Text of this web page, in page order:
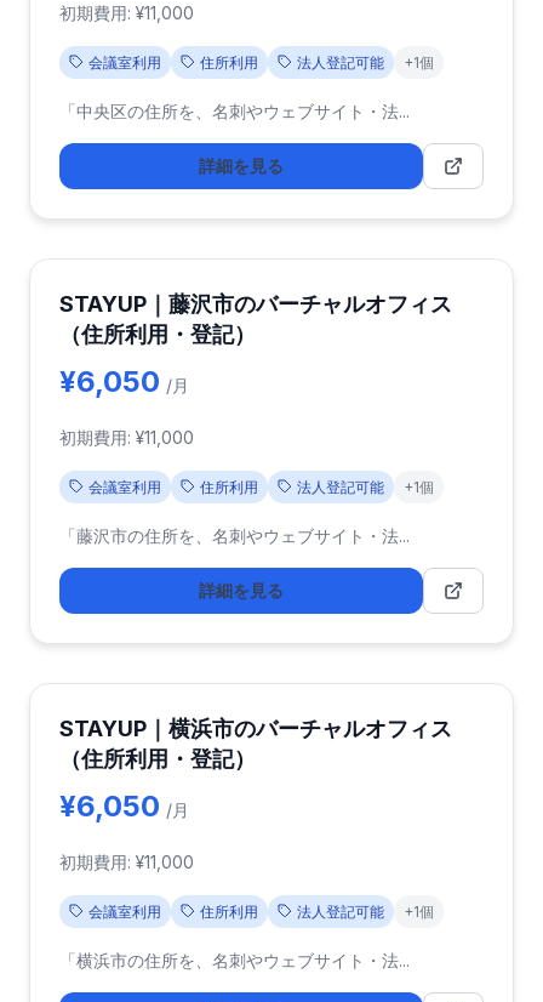
初期費用: ¥11,000
会議室利用 住所利用 法人登記可能 +1個
「中央区の住所を、名刺やウェブサイト・法...
詳細を見る
STAYUP｜藤沢市のバーチャルオフィス
（住所利用・登記）
¥6,050 /月
初期費用: ¥11,000
会議室利用 住所利用 法人登記可能 +1個
「藤沢市の住所を、名刺やウェブサイト・法...
詳細を見る
STAYUP｜横浜市のバーチャルオフィス
（住所利用・登記）
¥6,050 /月
初期費用: ¥11,000
会議室利用 住所利用 法人登記可能 +1個
「横浜市の住所を、名刺やウェブサイト・法...